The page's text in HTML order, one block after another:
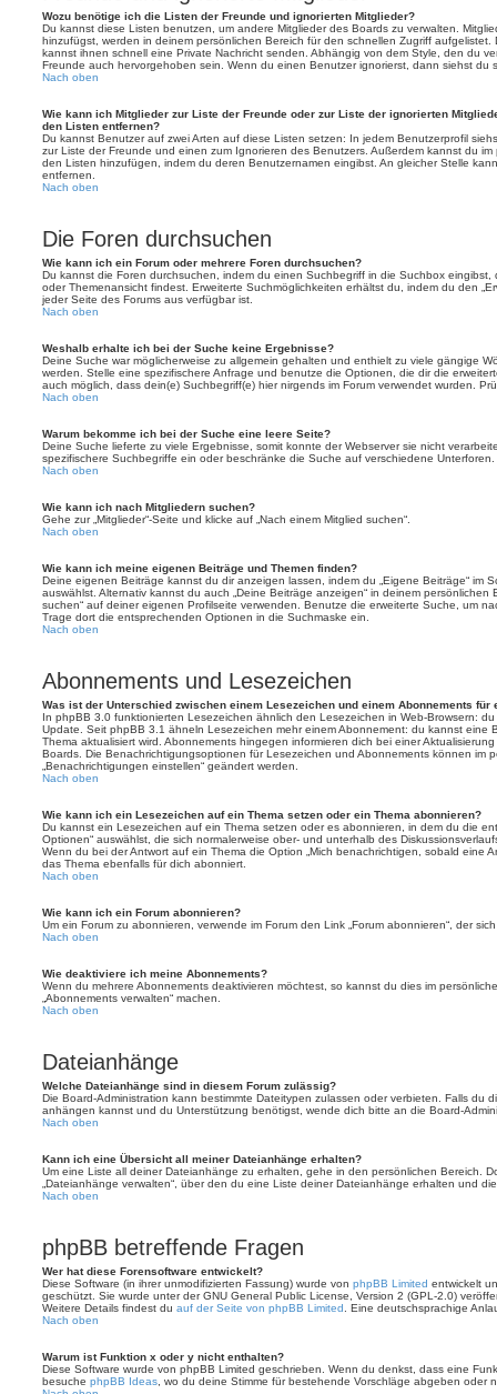
Wozu benötige ich die Listen der Freunde und ignorierten Mitglieder?
Du kannst diese Listen benutzen, um andere Mitglieder des Boards zu verwalten.
hinzufügst, werden in deinem persönlichen Bereich für den schnellen Zugriff
kannst ihnen schnell eine Private Nachricht senden. Abhängig von dem Style, den du
Freunde auch hervorgehoben sein. Wenn du einen Benutzer ignorierst, dann siehst du
Nach oben
Wie kann ich Mitglieder zur Liste der Freunde oder zur Liste der ignorierten
den Listen entfernen?
Du kannst Benutzer auf zwei Arten auf diese Listen setzen: In jedem Benutzerprofil
zur Liste der Freunde und einen zum Ignorieren des Benutzers. Außerdem kannst du
den Listen hinzufügen, indem du deren Benutzernamen eingibst. An gleicher Stelle
entfernen.
Nach oben
Die Foren durchsuchen
Wie kann ich ein Forum oder mehrere Foren durchsuchen?
Du kannst die Foren durchsuchen, indem du einen Suchbegriff in die Suchbox eingibst,
oder Themenansicht findest. Erweiterte Suchmöglichkeiten erhältst du, indem du den
jeder Seite des Forums aus verfügbar ist.
Nach oben
Weshalb erhalte ich bei der Suche keine Ergebnisse?
Deine Suche war möglicherweise zu allgemein gehalten und enthielt zu viele gängige
werden. Stelle eine spezifischere Anfrage und benutze die Optionen, die dir die
auch möglich, dass dein(e) Suchbegriff(e) hier nirgends im Forum verwendet wurden.
Nach oben
Warum bekomme ich bei der Suche eine leere Seite?
Deine Suche lieferte zu viele Ergebnisse, somit konnte der Webserver sie nicht
spezifischere Suchbegriffe ein oder beschränke die Suche auf verschiedene Unterforen.
Nach oben
Wie kann ich nach Mitgliedern suchen?
Gehe zur „Mitglieder“-Seite und klicke auf „Nach einem Mitglied suchen“.
Nach oben
Wie kann ich meine eigenen Beiträge und Themen finden?
Deine eigenen Beiträge kannst du dir anzeigen lassen, indem du „Eigene Beiträge“ im
auswählst. Alternativ kannst du auch „Deine Beiträge anzeigen“ in deinem persönlichen
suchen“ auf deiner eigenen Profilseite verwenden. Benutze die erweiterte Suche, um
Trage dort die entsprechenden Optionen in die Suchmaske ein.
Nach oben
Abonnements und Lesezeichen
Was ist der Unterschied zwischen einem Lesezeichen und einem Abonnements für
In phpBB 3.0 funktionierten Lesezeichen ähnlich den Lesezeichen in Web-Browsern:
Update. Seit phpBB 3.1 ähneln Lesezeichen mehr einem Abonnement: du kannst eine
Thema aktualisiert wird. Abonnements hingegen informieren dich bei einer
Boards. Die Benachrichtigungsoptionen für Lesezeichen und Abonnements können im
„Benachrichtigungen einstellen“ geändert werden.
Nach oben
Wie kann ich ein Lesezeichen auf ein Thema setzen oder ein Thema abonnieren?
Du kannst ein Lesezeichen auf ein Thema setzen oder es abonnieren, in dem du die
Optionen“ auswählst, die sich normalerweise ober- und unterhalb des
Wenn du bei der Antwort auf ein Thema die Option „Mich benachrichtigen, sobald eine
das Thema ebenfalls für dich abonniert.
Nach oben
Wie kann ich ein Forum abonnieren?
Um ein Forum zu abonnieren, verwende im Forum den Link „Forum abonnieren“, der
Nach oben
Wie deaktiviere ich meine Abonnements?
Wenn du mehrere Abonnements deaktivieren möchtest, so kannst du dies im
„Abonnements verwalten“ machen.
Nach oben
Dateianhänge
Welche Dateianhänge sind in diesem Forum zulässig?
Die Board-Administration kann bestimmte Dateitypen zulassen oder verbieten. Falls du
anhängen kannst und du Unterstützung benötigst, wende dich bitte an die Board-
Nach oben
Kann ich eine Übersicht all meiner Dateianhänge erhalten?
Um eine Liste all deiner Dateianhänge zu erhalten, gehe in den persönlichen Bereich.
„Dateianhänge verwalten“, über den du eine Liste deiner Dateianhänge erhalten und
Nach oben
phpBB betreffende Fragen
Wer hat diese Forensoftware entwickelt?
Diese Software (in ihrer unmodifizierten Fassung) wurde von phpBB Limited entwickelt
geschützt. Sie wurde unter der GNU General Public License, Version 2 (GPL-2.0)
Weitere Details findest du auf der Seite von phpBB Limited . Eine deutschsprachige
Nach oben
Warum ist Funktion x oder y nicht enthalten?
Diese Software wurde von phpBB Limited geschrieben. Wenn du denkst, dass eine
besuche phpBB Ideas , wo du deine Stimme für bestehende Vorschläge abgeben oder